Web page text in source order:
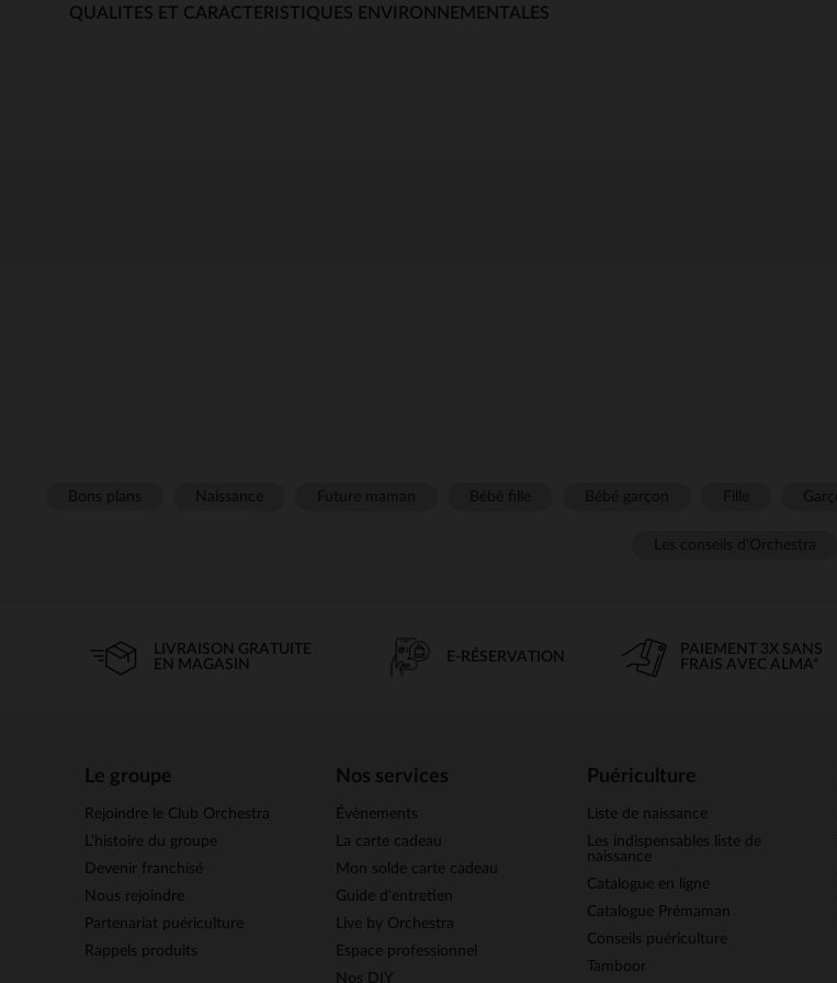
QUALITES ET CARACTERISTIQUES ENVIRONNEMENTALES
LIVRAISON GRATUITE
EN MAGASIN
E-RÉSERVATION
PAIEMENT 3X SANS
FRAIS AVEC ALMA*
Le groupe
Rejoindre le Club Orchestra
L’histoire du groupe
Devenir franchisé
Nous rejoindre
Partenariat puériculture
Rappels produits
Nos services
Évènements
La carte cadeau
Mon solde carte cadeau
Guide d'entretien
Live by Orchestra
Espace professionnel
Nos DIY
Puériculture
Liste de naissance
Les indispensables liste de
naissance
Catalogue en ligne
Catalogue Prémaman
Conseils puériculture
Tamboor